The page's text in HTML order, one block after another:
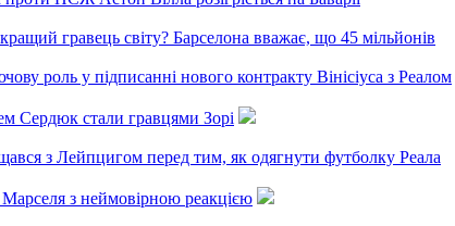
гравець світу? Барселона вважає, що 45 мільйонів
роль у підписанні нового контракту Вінісіуса з Реалом
Сердюк стали гравцями Зорі
з Лейпцигом перед тим, як одягнути футболку Реала
Марселя з неймовірною реакцією